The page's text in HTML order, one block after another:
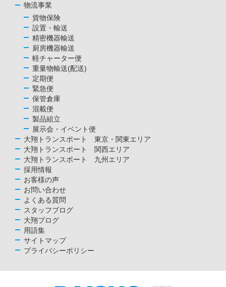
物流事業
貨物保険
設置・輸送
精密機器輸送
厨房機器輸送
軽チャーター便
重量物輸送(配送)
定期便
緊急便
保管倉庫
混載便
製品組立
展示会・イベント便
大翔トランスポート 東京・関東エリア
大翔トランスポート 関西エリア
大翔トランスポート 九州エリア
採用情報
お客様の声
お問い合わせ
よくある質問
スタッフブログ
大翔ブログ
用語集
サイトマップ
プライバシーポリシー